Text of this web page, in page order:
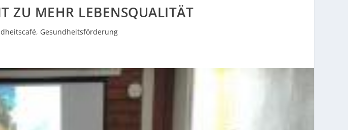
ZU MEHR LEBENSQUALITÄT
, Gesundheitsförderung